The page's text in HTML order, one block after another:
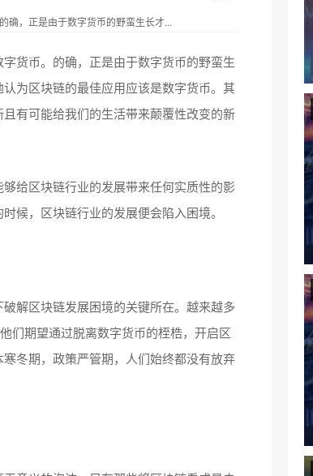
确，正是由于数字货币的野蛮生长才...
货币。的确，正是由于数字货币的野蛮生
为区块链的最佳应用应该是数字货币。其
有可能给我们的生活带来颠覆性改变的新
给区块链行业的发展带来任何实质性的影
候，区块链行业的发展便会陷入困境。
解区块链发展困境的关键所在。越来越多
们期望通过脱离数字货币的桎梏，开启区
冬期，政策严管期，人们始终都没有放弃